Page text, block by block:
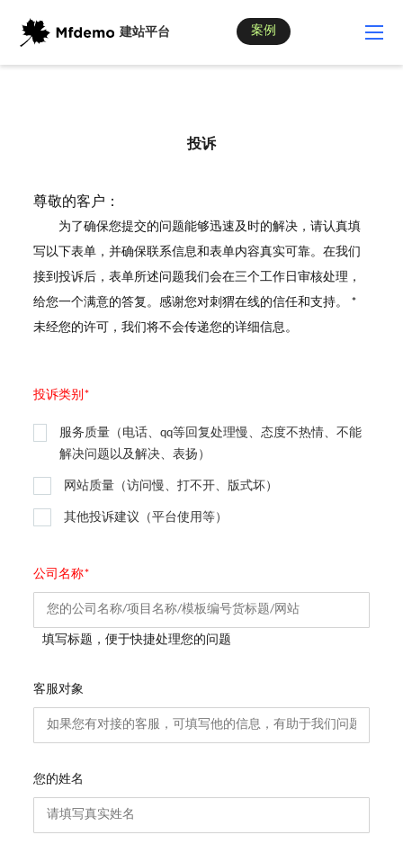
建站平台 案例
投诉
尊敬的客户：
为了确保您提交的问题能够迅速及时的解决，请认真填
写以下表单，并确保联系信息和表单内容真实可靠。在我们
接到投诉后，表单所述问题我们会在三个工作日审核处理，
给您一个满意的答复。感谢您对刺猬在线的信任和支持。 *
未经您的许可，我们将不会传递您的详细信息。
投诉类别*
服务质量（电话、qq等回复处理慢、态度不热情、不能
解决问题以及解决、表扬）
网站质量（访问慢、打不开、版式坏）
其他投诉建议（平台使用等）
公司名称*
填写标题，便于快捷处理您的问题
客服对象
您的姓名